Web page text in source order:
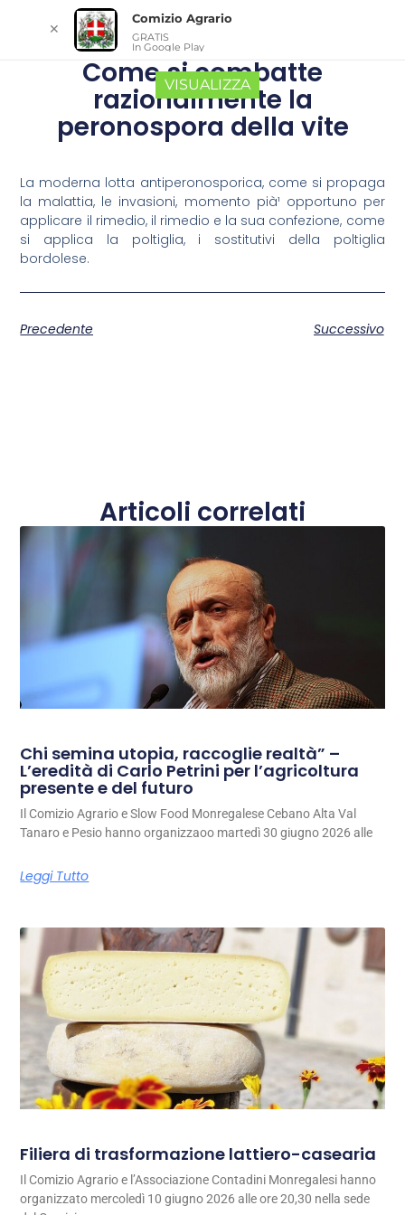
Come si combatte
razionalmente la
peronospora della vite
La moderna lotta antiperonosporica, come si propaga
la malattia, le invasioni, momento pià¹ opportuno per
applicare il rimedio, il rimedio e la sua confezione, come
si applica la poltiglia, i sostitutivi della poltiglia
bordolese.
Precedente Successivo
Articoli correlati
Chi semina utopia, raccoglie realtà” –
L’eredità di Carlo Petrini per l’agricoltura
presente e del futuro
Il Comizio Agrario e Slow Food Monregalese Cebano Alta Val
Tanaro e Pesio hanno organizzaoo martedì 30 giugno 2026 alle
Leggi Tutto
Filiera di trasformazione lattiero-casearia
Il Comizio Agrario e l’Associazione Contadini Monregalesi hanno
organizzato mercoledì 10 giugno 2026 alle ore 20,30 nella sede
✕
Comizio Agrario
GRATIS
In Google Play
VISUALIZZA